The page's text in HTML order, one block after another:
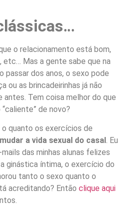
o relacionamento está bom,
etc… Mas a gente sabe que na
passar dos anos, o sexo pode
ou as brincadeirinhas já não
Tem coisa melhor do que
de novo?
quanto os exercícios de
a vida sexual do casal . Eu
das minhas alunas felizes
ginástica íntima, o exercício do
tanto o sexo quanto o
acreditando? Então clique aqui